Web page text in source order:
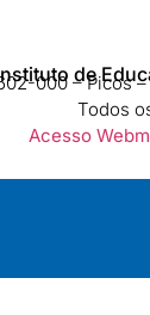
de
000 – Picos
Todos
Acesso